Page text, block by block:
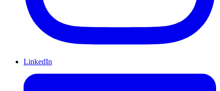
LinkedIn